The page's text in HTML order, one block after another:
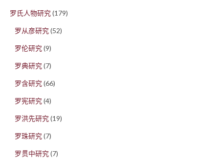
罗氏人物研究(179)
罗从彦研究(52)
罗伦研究(9)
罗典研究(7)
罗含研究(66)
罗宪研究(4)
罗洪先研究(19)
罗珠研究(7)
罗贯中研究(7)